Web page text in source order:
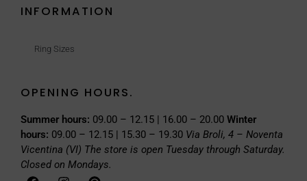
INFORMATION
Ring Sizes
OPENING HOURS.
Summer hours: 09.00 – 12.15 | 16.00 – 20.00 Winter
hours: 09.00 – 12.15 | 15.30 – 19.30 Via Broli, 4 – Noventa
Vicentina (VI) The store is open Tuesday through Saturday.
Closed on Mondays.